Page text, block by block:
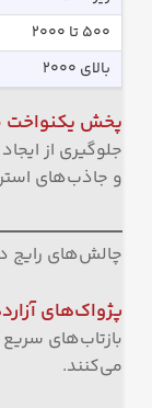
۵۰۰ تا ۲۰۰۰
بالای ۲۰۰۰
پخش یکنواخت
جلوگیری از
و جاذب‌های
چالش‌های رایج
پژواک‌های
بازتاب‌های
می‌کنند.